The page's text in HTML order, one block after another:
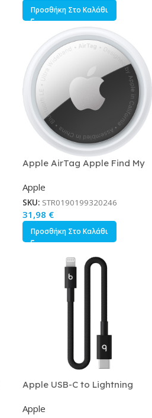
Προσθήκη Στο Καλάθι
Apple AirTag Apple Find My
Apple
SKU: STR0190199320246
31,98 €
Προσθήκη Στο Καλάθι
Apple USB-C to Lightning
Apple